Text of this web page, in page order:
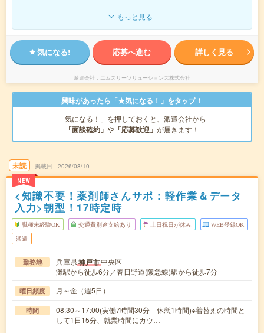
もっと見る
気になる! 応募へ進む 詳しく見る
派遣会社 エムスリーソリューションズ株式会社
興味があったら「★気になる！」をタップ！
「気になる！」を押しておくと、派遣会社から
「面談確約」 や 「応募歓迎」 が届きます！
未読
NEW
掲載日 2026/08/10
<知識不要！薬剤師さんサポ：軽作業＆データ
入力>朝型！17時定時
職種未経験OK 交通費別途支給あり 土日祝日が休み WEB登録OK
派遣
勤務地 兵庫県神戸市中央区
灘駅から徒歩6分／春日野道(阪急線)駅から徒歩7分
曜日頻度 月～金（週5日）
時間
08:30～17:00(実働7時間30分 休憩1時間)※着替えの時間と
して1日15分、就業時間にカウ…